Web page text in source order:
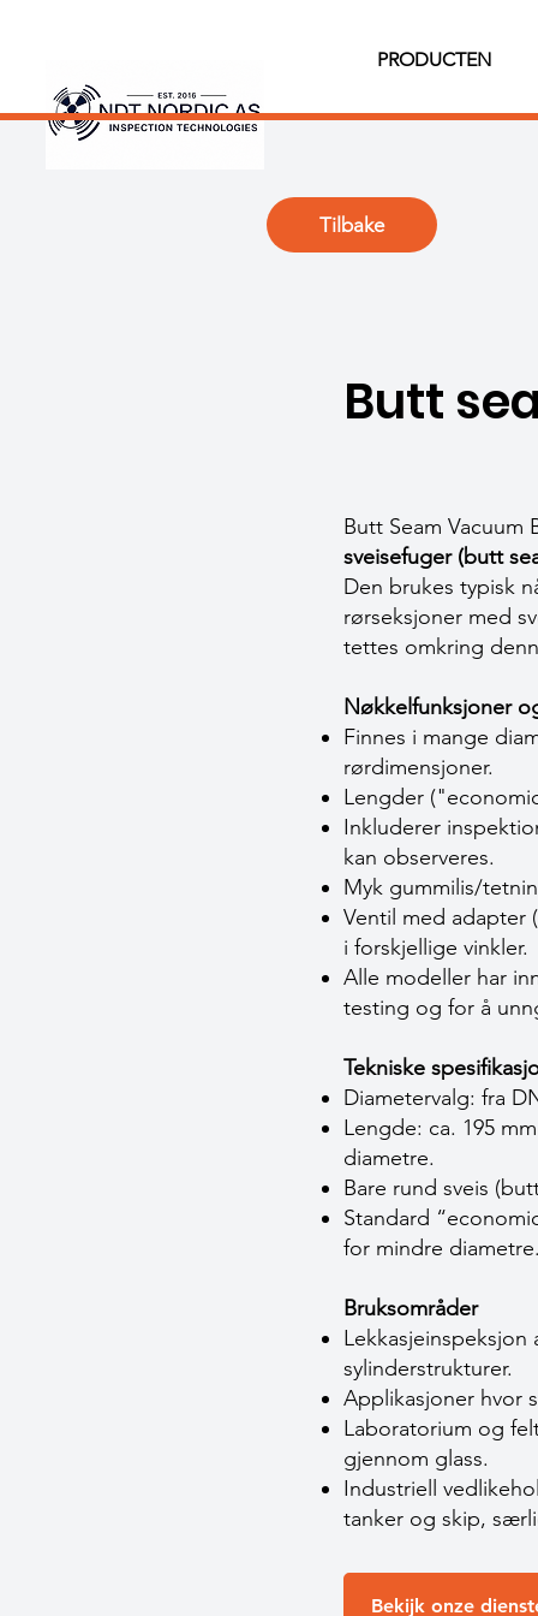
PRODUCTEN
Tilbake
Butt
Butt Seam Vacuum
sveise­fuger (butt
Den brukes typisk
rørseksjoner med
tettes omkring
Nøkkelfunksjoner
Finnes i mange
rørdimensjoner.
Lengder
Inkluderer
kan observeres.
Myk gummilis/
Ventil med adapter
i forskjellige vinkler.
Alle modeller har
testing og for å
Tekniske
Diametervalg: fra
Lengde: ca. 195
diametre.
Bare rund sveis
Standard
for mindre diametre.
Bruksområder
sylinderstrukturer.
Applikasjoner hvor
Laboratorium og
gjennom glass.
Industriell
tanker og skip,
Bekijk onze